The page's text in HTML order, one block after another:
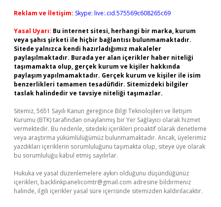
Reklam ve İletişim: Skype: live:.cid.575569c608265c69
Yasal Uyarı: Bu internet sitesi, herhangi bir marka, kurum
veya şahıs şirketi ile hiçbir bağlantısı bulunmamaktadır.
Sitede yalnızca kendi hazırladığımız makaleler
paylaşılmaktadır. Burada yer alan içerikler haber niteliği
taşımamakta olup, gerçek kurum ve kişiler hakkında
paylaşım yapılmamaktadır. Gerçek kurum ve kişiler ile isim
benzerlikleri tamamen tesadüfidir. Sitemizdeki bilgiler
taslak halindedir ve tavsiye niteliği taşımazlar.
Sitemiz, 5651 Sayılı Kanun gereğince Bilgi Teknolojileri ve İletişim
Kurumu (BTK) tarafından onaylanmış bir Yer Sağlayıcı olarak hizmet
vermektedir. Bu nedenle, sitedeki içerikleri proaktif olarak denetleme
veya araştırma yükümlülüğümüz bulunmamaktadır. Ancak, üyelerimiz
yazdıkları içeriklerin sorumluluğunu taşımakta olup, siteye üye olarak
bu sorumluluğu kabul etmiş sayılırlar.
Hukuka ve yasal düzenlemelere aykırı olduğunu düşündüğünüz
içerikleri, backlinkpanelicomtr@gmail.com adresine bildirmeniz
halinde, ilgili içerikler yasal süre içerisinde sitemizden kaldırılacaktır.